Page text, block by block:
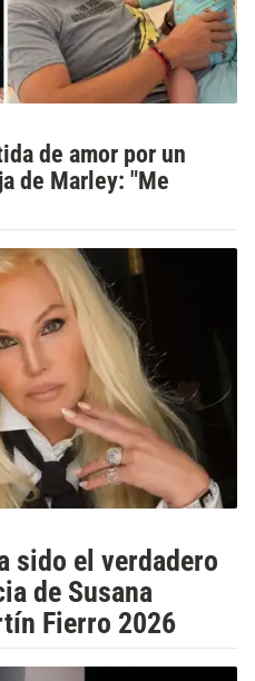
de amor por un
de Marley: "Me
sido el verdadero
de Susana
Fierro 2026